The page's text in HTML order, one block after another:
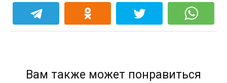
Вам также может понравиться